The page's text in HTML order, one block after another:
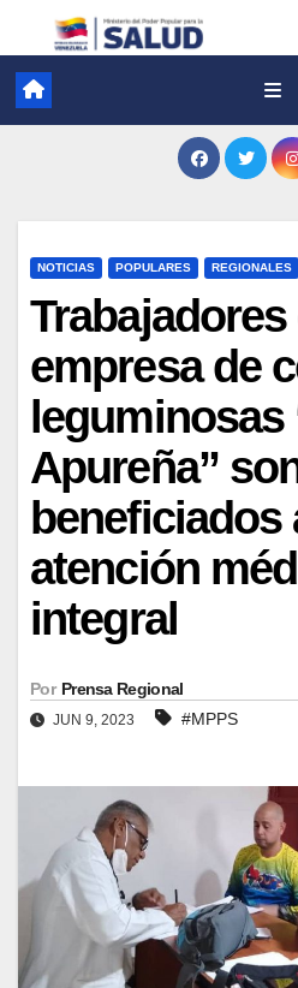
NOTICIAS POPULARES REGIONALES
Trabajadores
empresa de
leguminosas
Apureña”
beneficiados
atención
integral
Por Prensa Regional
JUN 9, 2023 #MPPS